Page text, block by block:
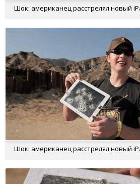
Шок: американец расстрелял новый
Шок: американец расстрелял новый